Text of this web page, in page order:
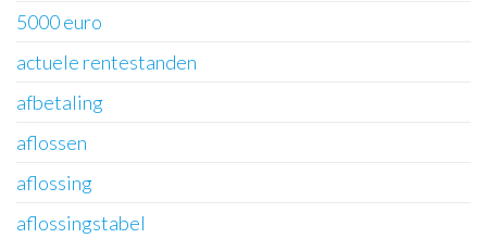
5000 euro
actuele rentestanden
afbetaling
aflossen
aflossing
aflossingstabel